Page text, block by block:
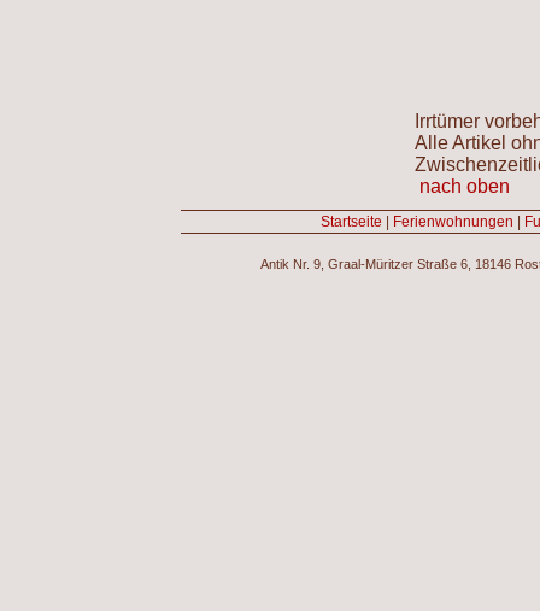
Irrtümer
Alle Artikel
nach oben
Startseite Ferienwohnungen
Antik Nr. 9, Graal-Müritzer Straße 6, 18146